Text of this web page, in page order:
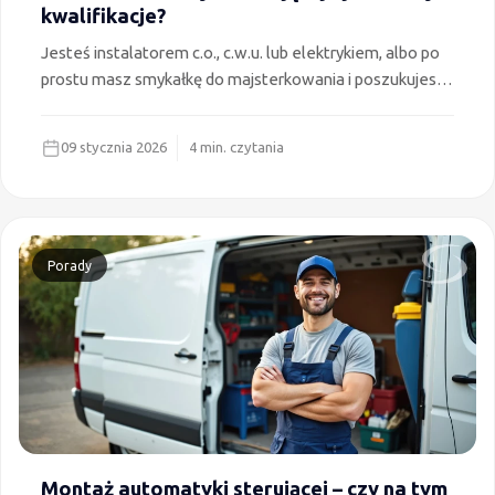
kwalifikacje?
Jesteś instalatorem c.o., c.w.u. lub elektrykiem, albo po
prostu masz smykałkę do majsterkowania i poszukujesz
doskonałym sposobem na dodatkowy zarobek i rozwój
dlaczego warto oraz jak szybko zdobyć kwalifikacje.
09 stycznia 2026 4 min. czytania
Porady
Montaż automatyki sterującej – czy na tym